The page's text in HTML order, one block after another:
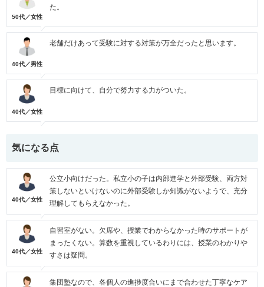
50代／女性
た。
40代／男性
老舗だけあって受験に対する対策が万全だったと思います。
40代／女性
目標に向けて、自分で努力する力がついた。
気になる点
40代／女性
公立小向けだった。私立小の子は内部進学と外部受験、両方対
策しないといけないのに外部受験しか知識がないようで、充分
理解してもらえなかった。
40代／女性
自習室がない。欠席や、授業でわからなかった時のサポートが
まったくない。算数を重視しているわりには、授業のわかりや
すさは疑問。
集団塾なので、各個人の進捗度合いにまで合わせた丁寧なケア